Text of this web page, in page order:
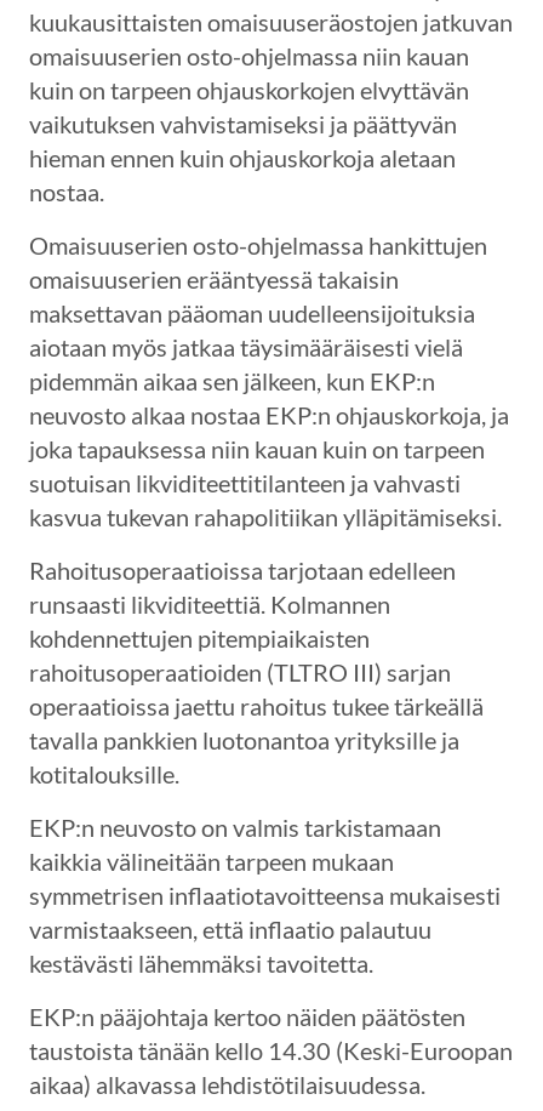
kuukausittaisten omaisuuseräostojen jatkuvan
omaisuuserien osto-ohjelmassa niin kauan
kuin on tarpeen ohjauskorkojen elvyttävän
vaikutuksen vahvistamiseksi ja päättyvän
hieman ennen kuin ohjauskorkoja aletaan
nostaa.
Omaisuuserien osto-ohjelmassa hankittujen
omaisuuserien erääntyessä takaisin
maksettavan pääoman uudelleensijoituksia
aiotaan myös jatkaa täysimääräisesti vielä
pidemmän aikaa sen jälkeen, kun EKP:n
neuvosto alkaa nostaa EKP:n ohjauskorkoja, ja
joka tapauksessa niin kauan kuin on tarpeen
suotuisan likviditeettitilanteen ja vahvasti
kasvua tukevan rahapolitiikan ylläpitämiseksi.
Rahoitusoperaatioissa tarjotaan edelleen
runsaasti likviditeettiä. Kolmannen
kohdennettujen pitempiaikaisten
rahoitusoperaatioiden (TLTRO III) sarjan
operaatioissa jaettu rahoitus tukee tärkeällä
tavalla pankkien luotonantoa yrityksille ja
kotitalouksille.
EKP:n neuvosto on valmis tarkistamaan
kaikkia välineitään tarpeen mukaan
symmetrisen inflaatiotavoitteensa mukaisesti
varmistaakseen, että inflaatio palautuu
kestävästi lähemmäksi tavoitetta.
EKP:n pääjohtaja kertoo näiden päätösten
taustoista tänään kello 14.30 (Keski-Euroopan
aikaa) alkavassa lehdistötilaisuudessa.